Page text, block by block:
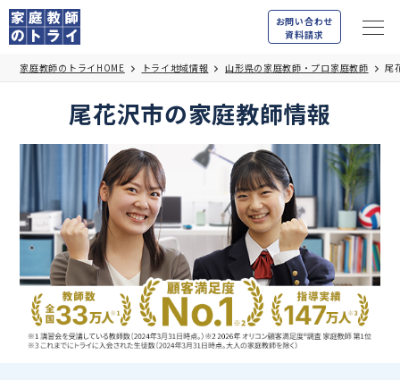
お問い合わせ
資料請求
家庭教師のトライHOME トライ地域情報 山形県の家庭教師・プロ家庭教師 尾
尾花沢市の家庭教師情報